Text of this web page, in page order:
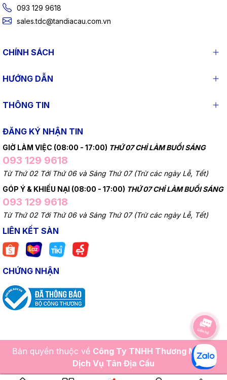
093 129 9618
sales.tdc@tandiacau.com.vn
CHÍNH SÁCH
HƯỚNG DẪN
THÔNG TIN
ĐĂNG KÝ NHẬN TIN
GIỜ LÀM VIỆC (08:00 - 17:00) THỨ 07 CHỈ LÀM BUỔI SÁNG
093 129 9618
Từ Thứ 02 Tới Thứ 06 và Sáng Thứ 07 (Trừ các ngày Lễ, Tết)
GÓP Ý & KHIẾU NẠI (08:00 - 17:00) THỨ 07 CHỈ LÀM BUỔI SÁNG
093 129 9618
Từ Thứ 02 Tới Thứ 06 và Sáng Thứ 07 (Trừ các ngày Lễ, Tết)
LIÊN KẾT SÀN
CHỨNG NHẬN
Bản quyền thuộc về Công Ty TNHH Thương Mại Và
Dịch Vụ Tân Địa Cầu